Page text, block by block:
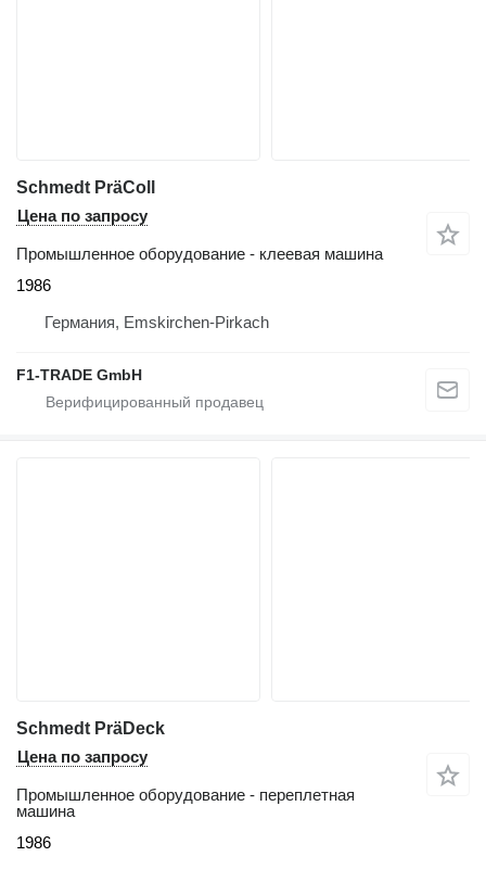
Schmedt PräColl
Цена по запросу
Промышленное оборудование - клеевая машина
1986
Германия, Emskirchen-Pirkach
F1-TRADE GmbH
Schmedt PräDeck
Цена по запросу
Промышленное оборудование - переплетная
машина
1986